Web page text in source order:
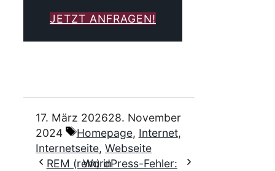
JETZT ANFRAGEN!
17. März 202628. November
2024
Schlagwörter
Homepage, Internet,
Internetseite, Webseite
REM (rem) inWordPress-Fehler: